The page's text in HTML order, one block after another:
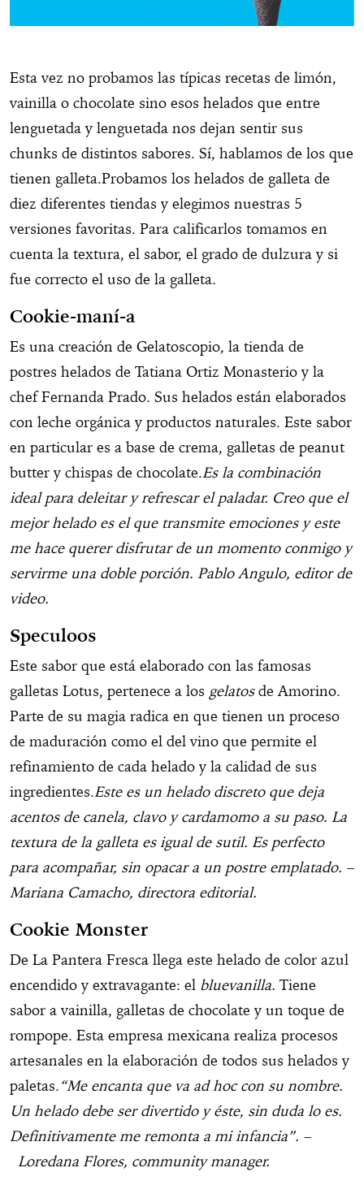
Esta vez no probamos las típicas recetas de limón,
vainilla o chocolate sino esos helados que entre
lenguetada y lenguetada nos dejan sentir sus
chunks de distintos sabores. Sí, hablamos de los que
tienen galleta.Probamos los helados de galleta de
diez diferentes tiendas y elegimos nuestras 5
versiones favoritas. Para calificarlos tomamos en
cuenta la textura, el sabor, el grado de dulzura y si
fue correcto el uso de la galleta.
Cookie-maní-a
Es una creación de Gelatoscopio, la tienda de
postres helados de Tatiana Ortiz Monasterio y la
chef Fernanda Prado. Sus helados están elaborados
con leche orgánica y productos naturales. Este sabor
en particular es a base de crema, galletas de peanut
butter y chispas de chocolate.Es la combinación
ideal para deleitar y refrescar el paladar. Creo que el
mejor helado es el que transmite emociones y este
me hace querer disfrutar de un momento conmigo y
servirme una doble porción. Pablo Angulo, editor de
video.
Speculoos
Este sabor que está elaborado con las famosas
galletas Lotus, pertenece a los gelatosde Amorino.
Parte de su magia radica en que tienen un proceso
de maduración como el del vino que permite el
refinamiento de cada helado y la calidad de sus
ingredientes.Este es un helado discreto que deja
acentos de canela, clavo y cardamomo a su paso. La
textura de la galleta es igual de sutil. Es perfecto
para acompañar, sin opacar a un postre emplatado. –
Mariana Camacho, directora editorial.
Cookie Monster
De La Pantera Fresca llega este helado de color azul
encendido y extravagante: el bluevanilla. Tiene
sabor a vainilla, galletas de chocolate y un toque de
rompope. Esta empresa mexicana realiza procesos
artesanales en la elaboración de todos sus helados y
paletas.“Me encanta que va ad hoc con su nombre.
Un helado debe ser divertido y éste, sin duda lo es.
Definitivamente me remonta a mi infancia”. –
Loredana Flores, community manager.